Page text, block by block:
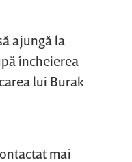
ajungă la
încheierea
lui Burak
mai